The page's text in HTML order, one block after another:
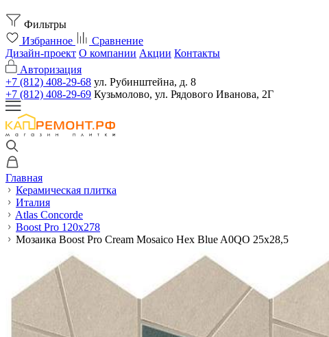
Фильтры
Избранное
Сравнение
Дизайн-проект О компании Акции Контакты
Авторизация
+7 (812) 408-29-68 ул. Рубинштейна, д. 8
+7 (812) 408-29-69 Кузьмолово, ул. Рядового Иванова, 2Г
Главная
Керамическая плитка
Италия
Atlas Concorde
Boost Pro 120x278
Мозаика Boost Pro Cream Mosaico Hex Blue A0QO 25x28,5